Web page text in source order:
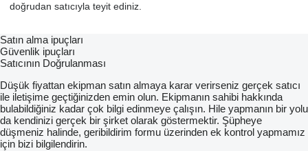
doğrudan satıcıyla teyit ediniz.
Satın alma ipuçları
Güvenlik ipuçları
Satıcının Doğrulanması
Düşük fiyattan ekipman satın almaya karar verirseniz gerçek satıcı
ile iletişime geçtiğinizden emin olun. Ekipmanın sahibi hakkında
bulabildiğiniz kadar çok bilgi edinmeye çalışın. Hile yapmanın bir yolu
da kendinizi gerçek bir şirket olarak göstermektir. Şüpheye
düşmeniz halinde, geribildirim formu üzerinden ek kontrol yapmamız
için bizi bilgilendirin.